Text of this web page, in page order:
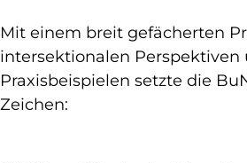
Mit einem breit gefächerten
intersektionalen Perspektiven
Praxisbeispielen setzte die
Zeichen: